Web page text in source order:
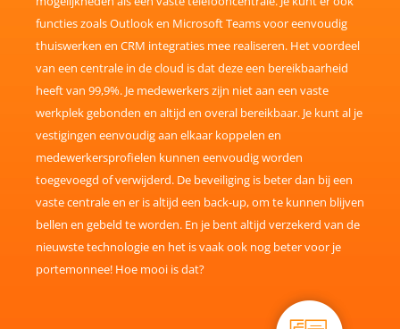
functies zoals Outlook en Microsoft Teams voor eenvoudig
thuiswerken en CRM integraties mee realiseren. Het voordeel
van een centrale in de cloud is dat deze een bereikbaarheid
heeft van 99,9%. Je medewerkers zijn niet aan een vaste
werkplek gebonden en altijd en overal bereikbaar. Je kunt al je
vestigingen eenvoudig aan elkaar koppelen en
medewerkersprofielen kunnen eenvoudig worden
toegevoegd of verwijderd. De beveiliging is beter dan bij een
vaste centrale en er is altijd een back-up, om te kunnen blijven
bellen en gebeld te worden. En je bent altijd verzekerd van de
nieuwste technologie en het is vaak ook nog beter voor je
portemonnee! Hoe mooi is dat?